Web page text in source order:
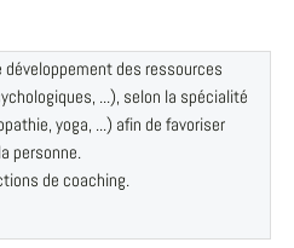
des ressources
...), selon la spécialité
yoga, ...) afin de favoriser
personne.
de coaching.